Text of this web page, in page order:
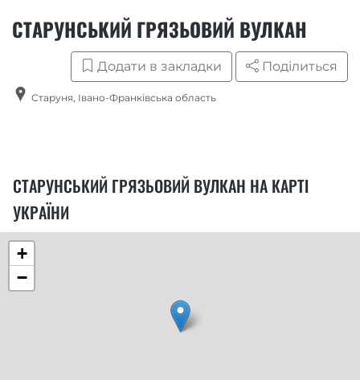
СТАРУНСЬКИЙ ГРЯЗЬОВИЙ ВУЛКАН
Додати в закладки Поділиться
Старуня, Івано-Франківська область
СТАРУНСЬКИЙ ГРЯЗЬОВИЙ ВУЛКАН НА КАРТІ
УКРАЇНИ
+
−